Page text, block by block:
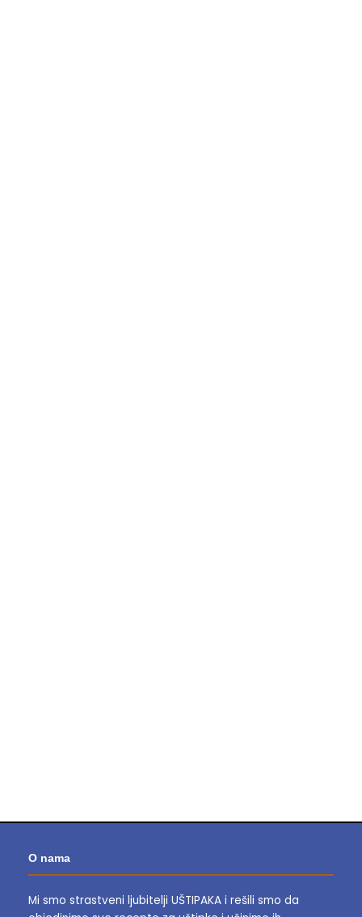
O nama
Mi smo strastveni ljubitelji UŠTIPAKA i rešili smo da